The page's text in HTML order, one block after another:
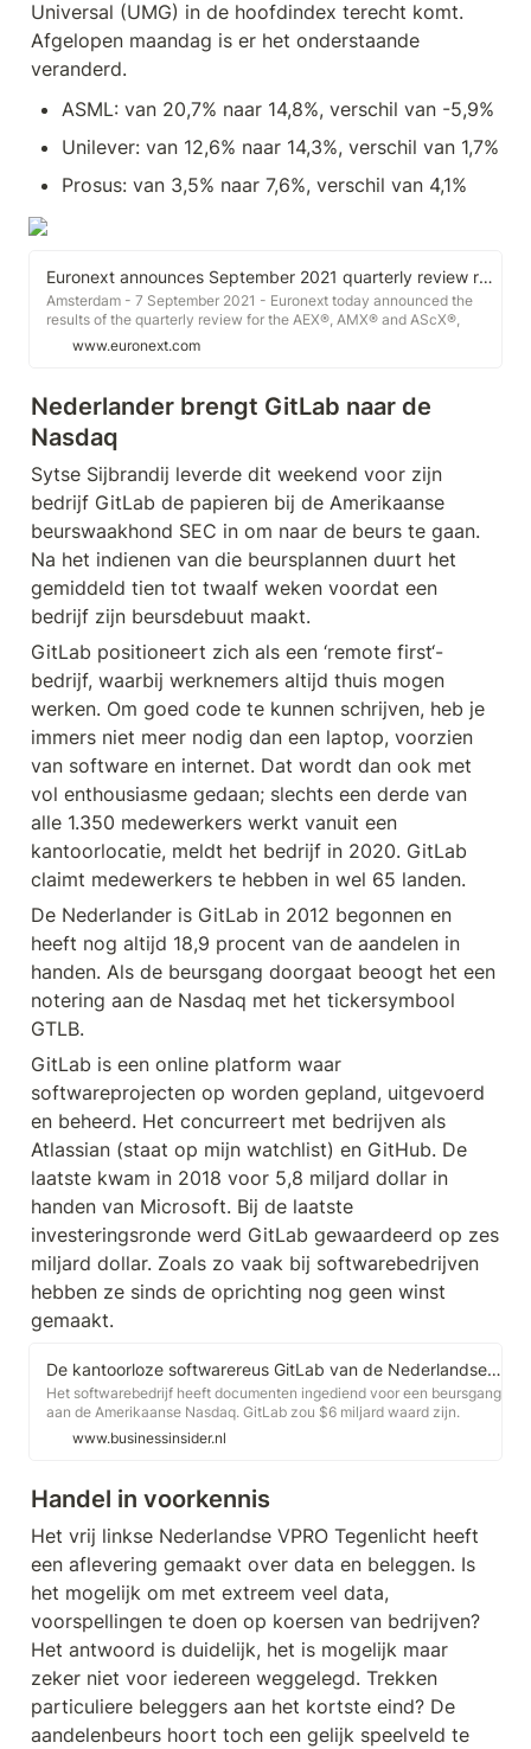
Universal (UMG) in de hoofdindex terecht komt.
Afgelopen maandag is er het onderstaande
veranderd.
ASML: van 20,7% naar 14,8%, verschil van -5,9%
Unilever: van 12,6% naar 14,3%, verschil van 1,7%
Prosus: van 3,5% naar 7,6%, verschil van 4,1%
Euronext announces September 2021 quarterly review results of the AEX® Family
Amsterdam - 7 September 2021 - Euronext today announced the
results of the quarterly review for the AEX®, AMX® and AScX®,
which will take place after markets close on Friday 17 September
www.euronext.com
Nederlander brengt GitLab naar de
Nasdaq
Sytse Sijbrandij leverde dit weekend voor zijn
bedrijf GitLab de papieren bij de Amerikaanse
beurswaakhond SEC in om naar de beurs te gaan.
Na het indienen van die beursplannen duurt het
gemiddeld tien tot twaalf weken voordat een
bedrijf zijn beursdebuut maakt.
GitLab positioneert zich als een ‘remote first‘-
bedrijf, waarbij werknemers altijd thuis mogen
werken. Om goed code te kunnen schrijven, heb je
immers niet meer nodig dan een laptop, voorzien
van software en internet. Dat wordt dan ook met
vol enthousiasme gedaan; slechts een derde van
alle 1.350 medewerkers werkt vanuit een
kantoorlocatie, meldt het bedrijf in 2020. GitLab
claimt medewerkers te hebben in wel 65 landen.
De Nederlander is GitLab in 2012 begonnen en
heeft nog altijd 18,9 procent van de aandelen in
handen. Als de beursgang doorgaat beoogt het een
notering aan de Nasdaq met het tickersymbool
GTLB.
GitLab is een online platform waar
softwareprojecten op worden gepland, uitgevoerd
en beheerd. Het concurreert met bedrijven als
Atlassian (staat op mijn watchlist) en GitHub. De
laatste kwam in 2018 voor 5,8 miljard dollar in
handen van Microsoft. Bij de laatste
investeringsronde werd GitLab gewaardeerd op zes
miljard dollar. Zoals zo vaak bij softwarebedrijven
hebben ze sinds de oprichting nog geen winst
gemaakt.
De kantoorloze softwarereus GitLab van de Nederlandse CEO Sytse Sijbrandij wil naar de beurs in de VS - en zou $6 miljard waard zijn
Het softwarebedrijf heeft documenten ingediend voor een beursgang
aan de Amerikaanse Nasdaq. GitLab zou $6 miljard waard zijn.
www.businessinsider.nl
Handel in voorkennis
Het vrij linkse Nederlandse VPRO Tegenlicht heeft
een aflevering gemaakt over data en beleggen. Is
het mogelijk om met extreem veel data,
voorspellingen te doen op koersen van bedrijven?
Het antwoord is duidelijk, het is mogelijk maar
zeker niet voor iedereen weggelegd. Trekken
particuliere beleggers aan het kortste eind? De
aandelenbeurs hoort toch een gelijk speelveld te